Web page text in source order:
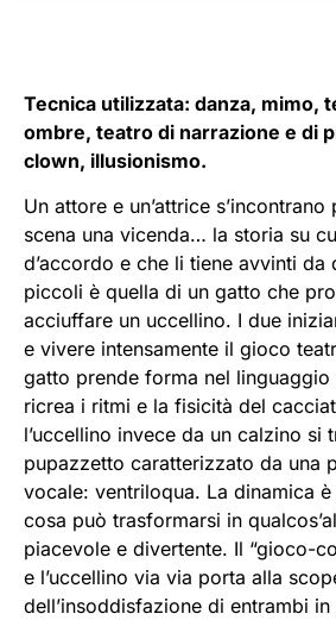
Tecnica utilizzata: danza, mimo,
ombre, teatro di narrazione e di
clown, illusionismo.
Un attore e un’attrice
scena una vicenda… la storia su
d’accordo e che li tiene avvinti da
piccoli è quella di un gatto che
acciuffare un uccellino. I due
e vivere intensamente il gioco
gatto prende forma nel
ricrea i ritmi e la fisicità del
l’uccellino invece da un calzino si
pupazzetto caratterizzato da una
vocale: ventriloqua. La dinamica
cosa può trasformarsi in
piacevole e divertente. Il “gioco-
e l’uccellino via via porta alla
dell’insoddisfazione di entrambi